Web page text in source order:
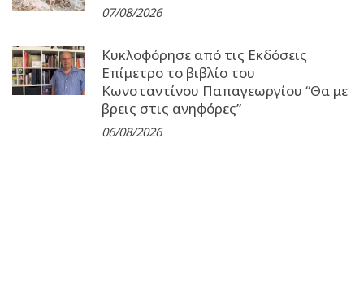
07/08/2026
Κυκλοφόρησε από τις Εκδόσεις
Επίμετρο το βιβλίο του
Κωνσταντίνου Παπαγεωργίου “Θα με
βρεις στις ανηφόρες”
06/08/2026